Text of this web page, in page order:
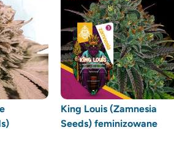
King Louis (Zamnesia
Seeds) feminizowane